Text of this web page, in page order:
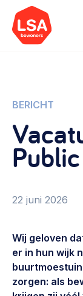
Onderwerpen
Starten van
Financiën
Organisatie
Bestuur,
Vrijwilligers
Wat we doen
Nieuws
Opinie
BERICHT
22 juni 2026
Wij geloven
er in hun wijk
zorgen: als